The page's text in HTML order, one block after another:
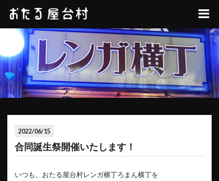
2022/06/15
合同誕生祭開催いたします！
いつも、おたる屋台村レンガ横丁ろまん横丁を